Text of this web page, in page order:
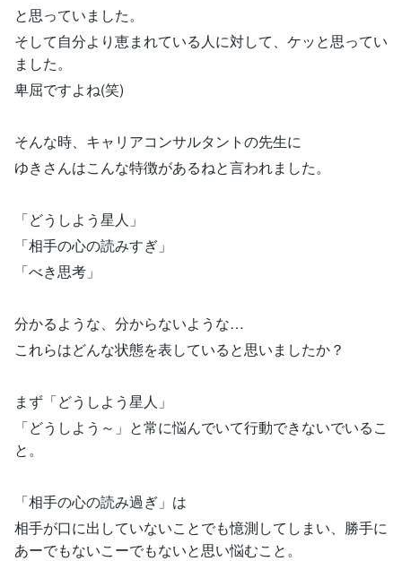
と思っていました。
そして自分より恵まれている人に対して、ケッと思ってい
ました。
卑屈ですよね(笑)
そんな時、キャリアコンサルタントの先生に
ゆきさんはこんな特徴があるねと言われました。
「どうしよう星人」
「相手の心の読みすぎ」
「べき思考」
分かるような、分からないような…
これらはどんな状態を表していると思いましたか？
まず「どうしよう星人」
「どうしよう～」と常に悩んでいて行動できないでいるこ
と。
「相手の心の読み過ぎ」は
相手が口に出していないことでも憶測してしまい、勝手に
あーでもないこーでもないと思い悩むこと。